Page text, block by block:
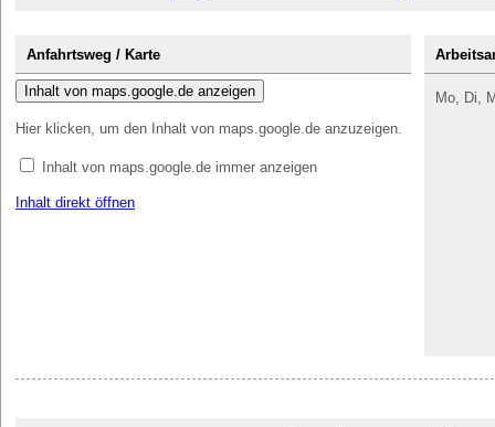
Anfahrtsweg / Karte
Inhalt von maps.google.de anzeigen
Hier klicken, um den Inhalt von maps.google.de anzuzeigen.
Inhalt von maps.google.de immer anzeigen
Inhalt direkt öffnen
Mo, Di,